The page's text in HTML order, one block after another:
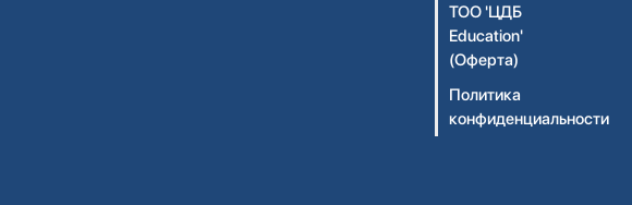
ТОО 'ЦДБ
Education'
(Оферта)
Политика
конфиденциальности